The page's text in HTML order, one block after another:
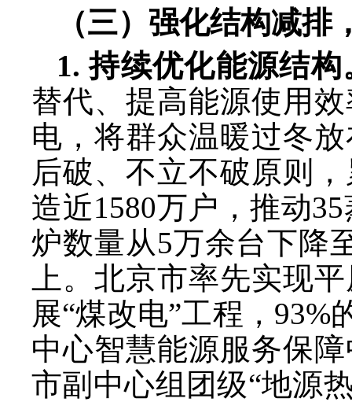
（三）强化结构减
1. 持续优化能源结构
替代、提高能源使用
电，将群众温暖过冬
后破、不立不破原则
造近1580万户，推动
炉数量从5万余台下降
上。北京市率先实现
展“煤改电”工程，
中心智慧能源服务保
市副中心组团级“地源